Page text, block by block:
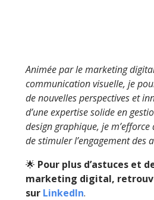
Animée par le marketing
communication visuelle, je
de nouvelles perspectives et
d’une expertise solide en
design graphique, je m’efforce
de stimuler l’engagement des
🌟 Pour plus d’astuces et
marketing digital,
sur LinkedIn.